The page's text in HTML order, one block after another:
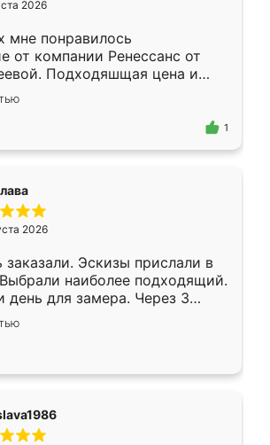
2026
мне понравилось
от компании Ренессанс от
Подходяшщая цена и
изготовления. Приехавший
Владислав
моему эскизу самый
1
2026
заказали. Эскизы прислали в
наиболее подходящий.
день для замера. Через 3
была уже готова. Остались
Спасибо Ренессанс
работу!